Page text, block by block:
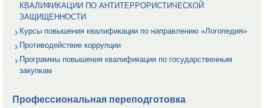
КВАЛИФИКАЦИИ ПО АНТИТЕРРОРИСТИЧЕСКОЙ
ЗАЩИЩЕННОСТИ
Курсы повышения квалификации по направлению «Логопедия»
Противодействие коррупции
Программы повышения квалификации по государственным
закупкам
Профессиональная переподготовка